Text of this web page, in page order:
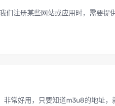
们注册某些网站或应用时，需要提
常好用，只要知道m3u8的地址